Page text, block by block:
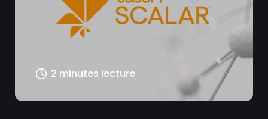
2 minutes lecture